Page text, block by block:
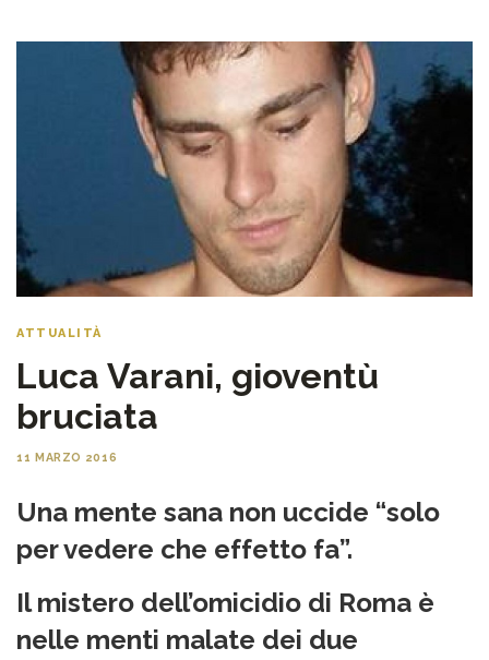
ATTUALITÀ
Luca Varani, gioventù
bruciata
11 MARZO 2016
Una mente sana non uccide “solo
per vedere che effetto fa”.
Il mistero dell’omicidio di Roma è
nelle menti malate dei due